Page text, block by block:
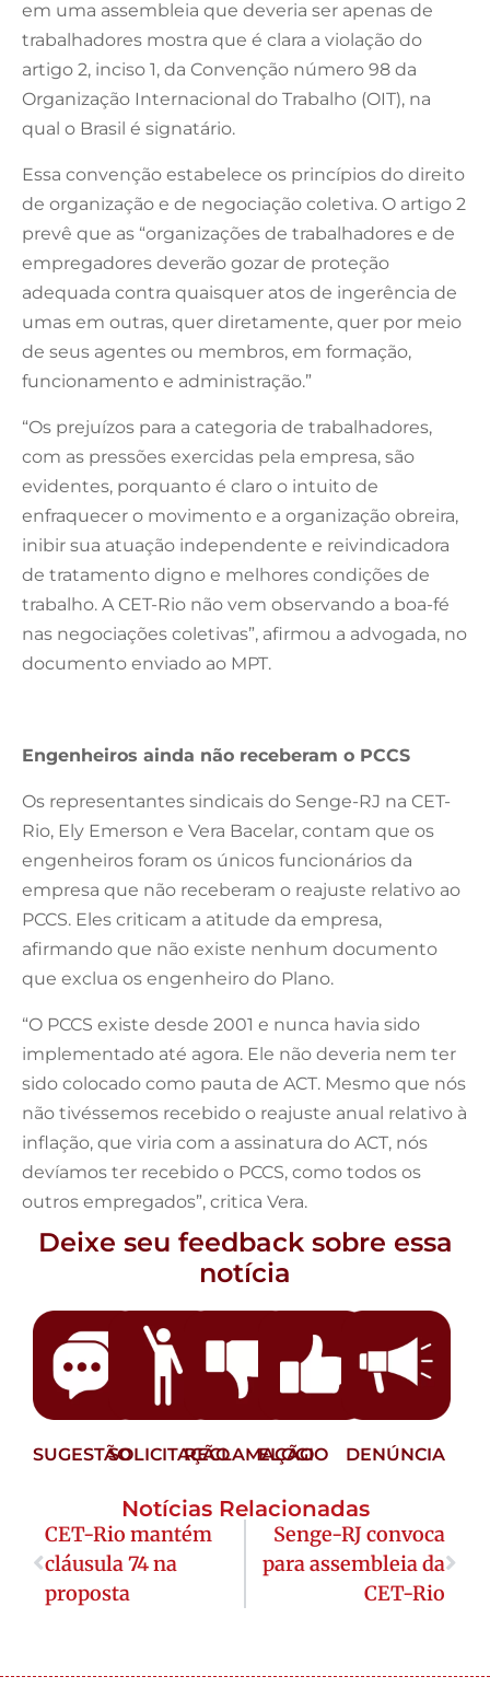
em uma assembleia que deveria ser apenas de
trabalhadores mostra que é clara a violação do
artigo 2, inciso 1, da Convenção número 98 da
Organização Internacional do Trabalho (OIT), na
qual o Brasil é signatário.
Essa convenção estabelece os princípios do direito
de organização e de negociação coletiva. O artigo 2
prevê que as “organizações de trabalhadores e de
empregadores deverão gozar de proteção
adequada contra quaisquer atos de ingerência de
umas em outras, quer diretamente, quer por meio
de seus agentes ou membros, em formação,
funcionamento e administração.”
“Os prejuízos para a categoria de trabalhadores,
com as pressões exercidas pela empresa, são
evidentes, porquanto é claro o intuito de
enfraquecer o movimento e a organização obreira,
inibir sua atuação independente e reivindicadora
de tratamento digno e melhores condições de
trabalho. A CET-Rio não vem observando a boa-fé
nas negociações coletivas”, afirmou a advogada, no
documento enviado ao MPT.
Engenheiros ainda não receberam o PCCS
Os representantes sindicais do Senge-RJ na CET-
Rio, Ely Emerson e Vera Bacelar, contam que os
engenheiros foram os únicos funcionários da
empresa que não receberam o reajuste relativo ao
PCCS. Eles criticam a atitude da empresa,
afirmando que não existe nenhum documento
que exclua os engenheiro do Plano.
“O PCCS existe desde 2001 e nunca havia sido
implementado até agora. Ele não deveria nem ter
sido colocado como pauta de ACT. Mesmo que nós
não tivéssemos recebido o reajuste anual relativo à
inflação, que viria com a assinatura do ACT, nós
devíamos ter recebido o PCCS, como todos os
outros empregados”, critica Vera.
Deixe seu feedback sobre essa
notícia
SUGESTÃOSOLICITAÇÃORECLAMAÇÃO
ELOGIO DENÚNCIA
Notícias Relacionadas
CET-Rio mantém
cláusula 74 na
proposta
Senge-RJ convoca
para assembleia da
CET-Rio